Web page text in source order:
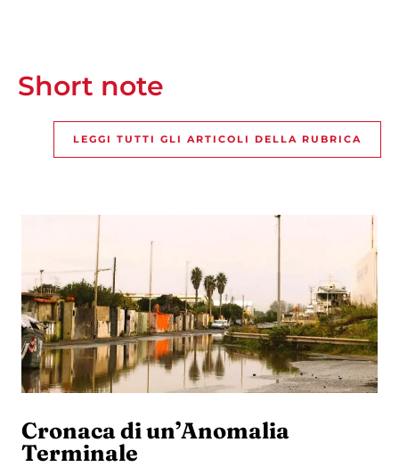
Short note
LEGGI TUTTI GLI ARTICOLI DELLA RUBRICA
Cronaca di un’Anomalia
Terminale